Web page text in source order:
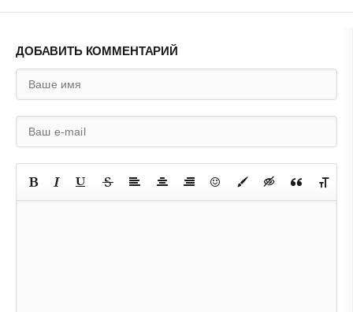
ДОБАВИТЬ КОММЕНТАРИЙ